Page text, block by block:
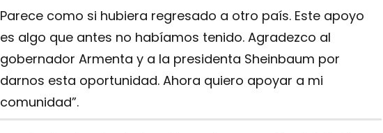
Parece como si hubiera regresado a otro país. Este apoyo
es algo que antes no habíamos tenido. Agradezco al
gobernador Armenta y a la presidenta Sheinbaum por
darnos esta oportunidad. Ahora quiero apoyar a mi
comunidad”.